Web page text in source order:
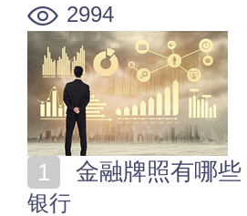
2994
金融牌照有哪
银行